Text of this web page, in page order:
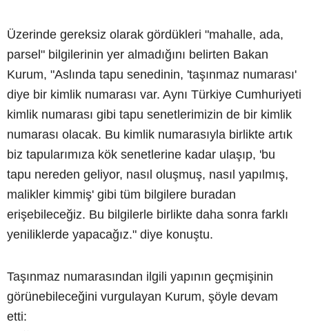
Üzerinde gereksiz olarak gördükleri "mahalle, ada,
parsel" bilgilerinin yer almadığını belirten Bakan
Kurum, "Aslında tapu senedinin, 'taşınmaz numarası'
diye bir kimlik numarası var. Aynı Türkiye Cumhuriyeti
kimlik numarası gibi tapu senetlerimizin de bir kimlik
numarası olacak. Bu kimlik numarasıyla birlikte artık
biz tapularımıza kök senetlerine kadar ulaşıp, 'bu
tapu nereden geliyor, nasıl oluşmuş, nasıl yapılmış,
malikler kimmiş' gibi tüm bilgilere buradan
erişebileceğiz. Bu bilgilerle birlikte daha sonra farklı
yeniliklerde yapacağız." diye konuştu.
Taşınmaz numarasından ilgili yapının geçmişinin
görünebileceğini vurgulayan Kurum, şöyle devam
etti: